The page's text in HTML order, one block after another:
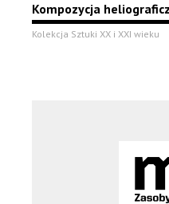
Kompozycja
Kolekcja Sztuki XX i XXI wieku